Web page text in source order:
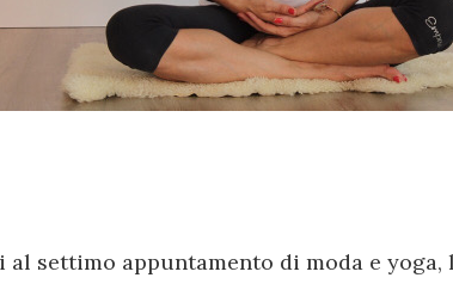
al settimo appuntamento di moda e